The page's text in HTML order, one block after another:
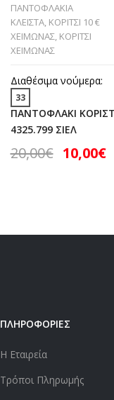
ΠΑΝΤΟΦΛΑΚΙΑ
ΚΛΕΙΣΤΑ, ΚΟΡΙΤΣΙ 10 €
ΧΕΙΜΩΝΑΣ, ΚΟΡΙΤΣΙ
ΧΕΙΜΩΝΑΣ
Διαθέσιμα νούμερα:
33
ΠΑΝΤΟΦΛΑΚΙ
4325.799 ΣΙΕΛ
20,00€ 10,00€
ΠΛΗΡΟΦΟΡΙΕΣ
Η Εταιρεία
Τρόποι Πληρωμής